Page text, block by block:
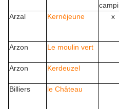
Arzal Kernéjeune x
Arzon Le moulin vert
Arzon
Kerdeuzel
Billiers
le Château